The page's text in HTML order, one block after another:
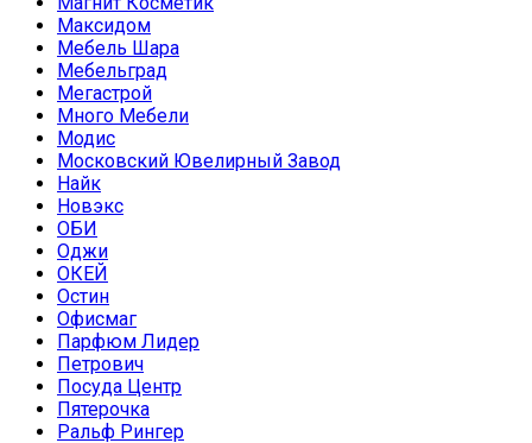
Максидом
Мебель Шара
Мебельград
Мегастрой
Много Мебели
Модис
Московский Ювелирный Завод
Найк
Новэкс
ОБИ
Оджи
ОКЕЙ
Остин
Офисмаг
Парфюм Лидер
Петрович
Посуда Центр
Пятерочка
Ральф Рингер